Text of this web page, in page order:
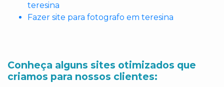
teresina
Fazer site para fotografo em teresina
Conheça alguns sites otimizados que
criamos para nossos clientes: